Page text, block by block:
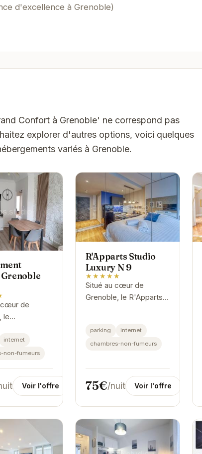
d'excellence à Grenoble)
Confort à Grenoble' ne correspond pas
explorer d'autres options, voici quelques
variés à Grenoble.
cœur de
le
Centre offre
parfait entre
internet
non-fumeurs
Voir l'offre
R'Apparts Studio
Luxury N 9
★★★★★
Situé au cœur de
Grenoble, le R'Apparts
voyageurs en quête de
confort et de
parking
internet
chambres-non-fumeurs
75€/nuit Voir l'offre